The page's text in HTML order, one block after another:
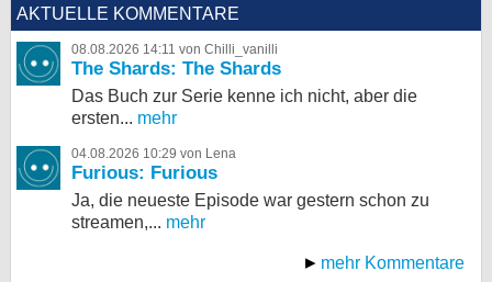
AKTUELLE KOMMENTARE
08.08.2026 14:11 von Chilli_vanilli
The Shards: The Shards
Das Buch zur Serie kenne ich nicht, aber die
ersten... mehr
04.08.2026 10:29 von Lena
Furious: Furious
Ja, die neueste Episode war gestern schon zu
streamen,... mehr
mehr Kommentare